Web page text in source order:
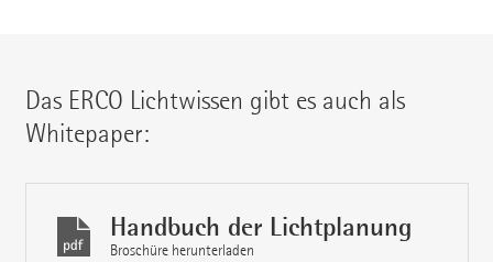
Das ERCO Lichtwissen gibt es auch als
Whitepaper:
Handbuch der Lichtplanung
Broschüre herunterladen